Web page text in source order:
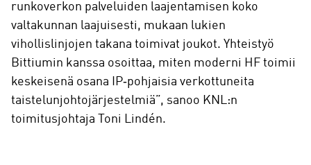
runkoverkon palveluiden laajentamisen koko
valtakunnan laajuisesti, mukaan lukien
vihollislinjojen takana toimivat joukot. Yhteistyö
Bittiumin kanssa osoittaa, miten moderni HF toimii
keskeisenä osana IP‑pohjaisia verkottuneita
taistelunjohtojärjestelmiä”, sanoo KNL:n
toimitusjohtaja Toni Lindén.